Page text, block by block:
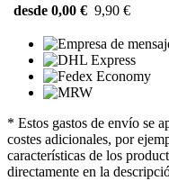
desde 0,00 € 9,90 €
* Estos gastos de envío se
costes adicionales, por
características de los
directamente en la